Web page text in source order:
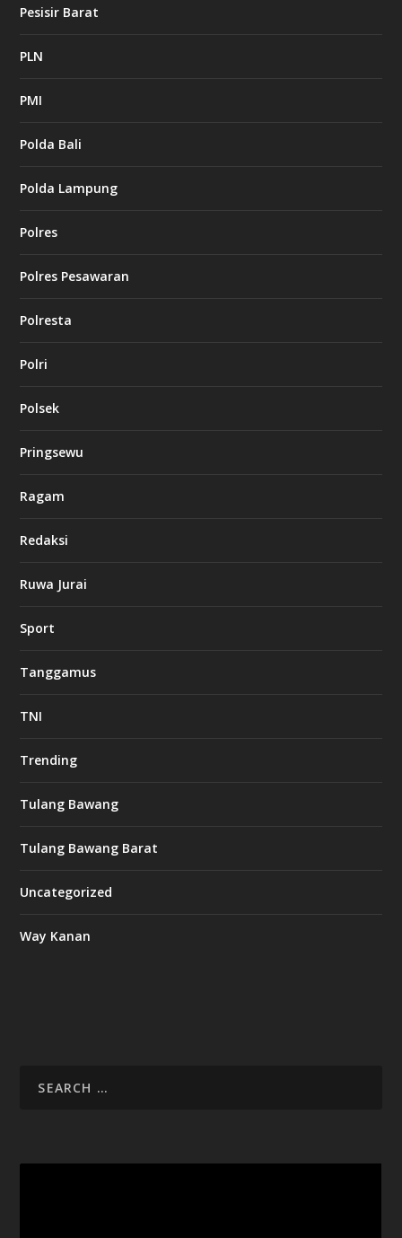
Pesisir Barat
PLN
PMI
Polda Bali
Polda Lampung
Polres
Polres Pesawaran
Polresta
Polri
Polsek
Pringsewu
Ragam
Redaksi
Ruwa Jurai
Sport
Tanggamus
TNI
Trending
Tulang Bawang
Tulang Bawang Barat
Uncategorized
Way Kanan